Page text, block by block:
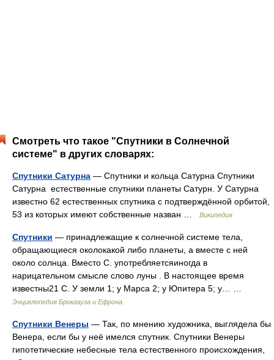
Смотреть что такое "Спутники в Солнечной
системе" в других словарях:
Спутники Сатурна — Спутники и кольца Сатурна Спутники
Сатурна естественные спутники планеты Сатурн. У Сатурна
известно 62 естественных спутника с подтверждённой орбитой,
53 из которых имеют собственные назван …
Википедия
Спутники — принадлежащие к солнечной системе тела,
обращающиеся околокакой либо планеты, а вместе с ней
около солнца. Вместо С. употребляетсяиногда в
нарицательном смысле слово луны . В настоящее время
известны21 С. У земли 1; у Марса 2; у Юпитера 5; у… …
Энциклопедия Брокгауза и Ефрона
Спутники Венеры — Так, по мнению художника, выглядела бы
Венера, если бы у неё имелся спутник. Спутники Венеры
гипотетические небесные тела естественного происхождения,